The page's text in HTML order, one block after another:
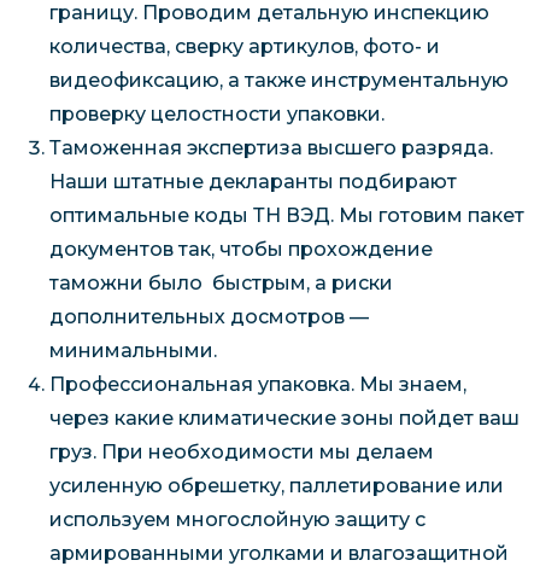
границу. Проводим детальную инспекцию
количества, сверку артикулов, фото- и
видеофиксацию, а также инструментальную
проверку целостности упаковки.
Таможенная экспертиза высшего разряда.
Наши штатные декларанты подбирают
оптимальные коды ТН ВЭД. Мы готовим пакет
документов так, чтобы прохождение
таможни было быстрым, а риски
дополнительных досмотров —
минимальными.
Профессиональная упаковка. Мы знаем,
через какие климатические зоны пойдет ваш
груз. При необходимости мы делаем
усиленную обрешетку, паллетирование или
используем многослойную защиту с
армированными уголками и влагозащитной